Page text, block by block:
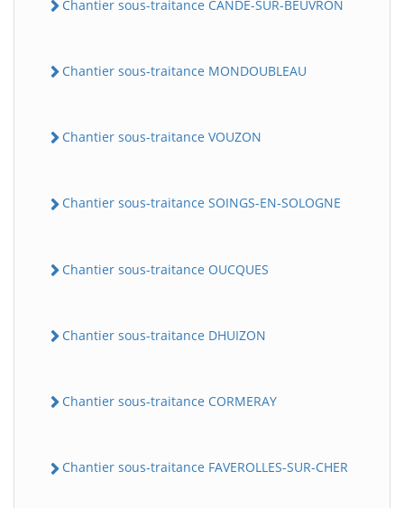
Chantier sous-traitance CANDE-SUR-BEUVRON
Chantier sous-traitance MONDOUBLEAU
Chantier sous-traitance VOUZON
Chantier sous-traitance SOINGS-EN-SOLOGNE
Chantier sous-traitance OUCQUES
Chantier sous-traitance DHUIZON
Chantier sous-traitance CORMERAY
Chantier sous-traitance FAVEROLLES-SUR-CHER